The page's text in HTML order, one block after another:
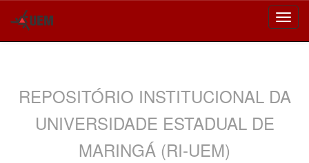
REPOSITÓRIO INSTITUCIONAL DA
UNIVERSIDADE ESTADUAL DE
MARINGÁ (RI-UEM)